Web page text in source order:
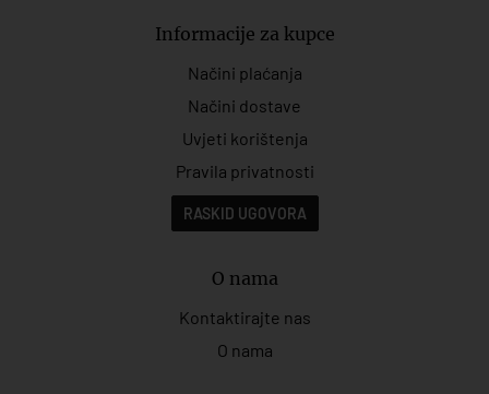
Informacije za kupce
Načini plaćanja
Načini dostave
Uvjeti korištenja
Pravila privatnosti
RASKID UGOVORA
O nama
Kontaktirajte nas
O nama